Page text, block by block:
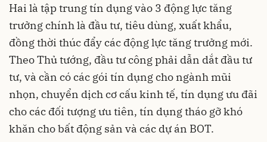
Hai là tập trung tín dụng vào 3 động lực tăng
trưởng chính là đầu tư, tiêu dùng, xuất khẩu,
đồng thời thúc đẩy các động lực tăng trưởng mới.
Theo Thủ tướng, đầu tư công phải dẫn dắt đầu tư
tư, và cần có các gói tín dụng cho ngành mũi
nhọn, chuyển dịch cơ cấu kinh tế, tín dụng ưu đãi
cho các đối tượng ưu tiên, tín dụng tháo gỡ khó
khăn cho bất động sản và các dự án BOT.